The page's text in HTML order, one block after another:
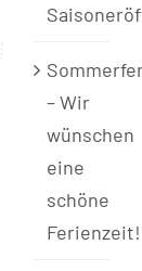
– Wir
wünschen
eine
schöne
Ferienzeit!